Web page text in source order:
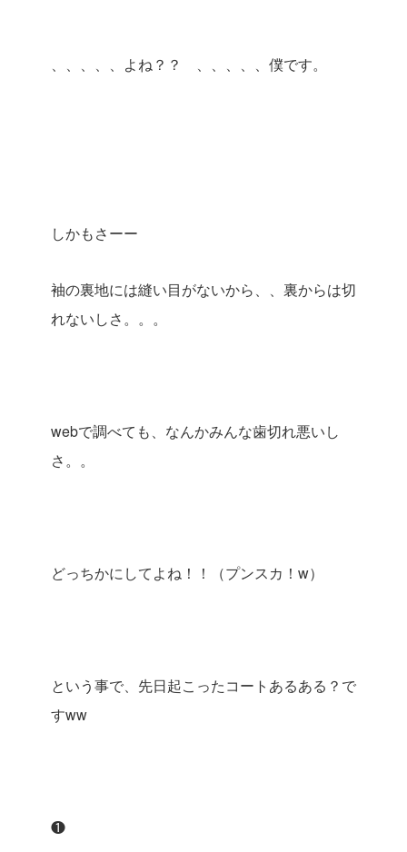
、、、、、よね？？ 、、、、、僕です。
しかもさーー
袖の裏地には縫い目がないから、、裏からは切
れないしさ。。。
webで調べても、なんかみんな歯切れ悪いし
さ。。
どっちかにしてよね！！（プンスカ！w）
という事で、先日起こったコートあるある？で
すww
❶